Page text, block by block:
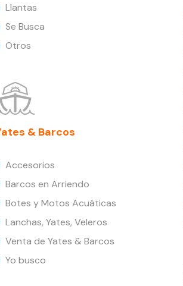
Llantas
Se Busca
Otros
& Barcos
Accesorios
Barcos en Arriendo
Botes y Motos Acuáticas
Lanchas, Yates, Veleros
Venta de Yates & Barcos
Yo busco